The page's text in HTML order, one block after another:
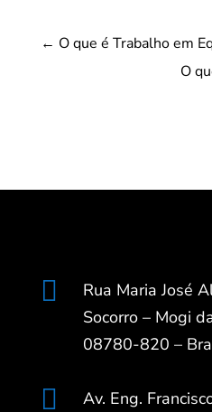
← O que é Trabalho em
O

Rua Maria José
Socorro – Mogi
08780-820 –

Av. Eng.